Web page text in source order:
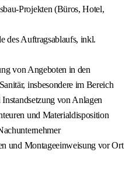
Projekten (Büros, Hotel,
des Auftragsablaufs, inkl.
von Angeboten in den
insbesondere im Bereich
von Anlagen
und Materialdisposition
und Montageeinweisung vor Ort